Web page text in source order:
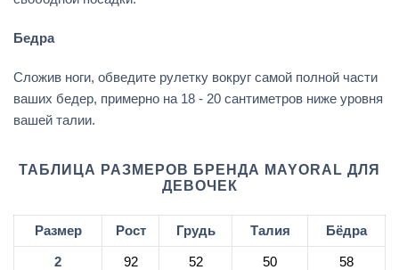
Бедра
Сложив ноги, обведите рулетку вокруг самой полной части
ваших бедер, примерно на 18 - 20 сантиметров ниже уровня
вашей талии.
ТАБЛИЦА РАЗМЕРОВ БРЕНДА MAYORAL ДЛЯ
ДЕВОЧЕК
Размер Рост Грудь Талия Бёдра
2 92 52 50 58